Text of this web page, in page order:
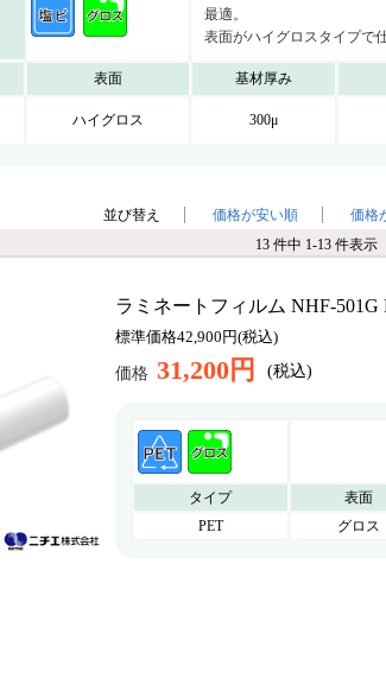
並び替え 価格が安い順 価格
13 件中 1-13 件表示
ラミネートフィルム NHF-501G
標準価格42,900円(税込)
価格 31,200円 (税込)
タイプ 表面
PET
グロス